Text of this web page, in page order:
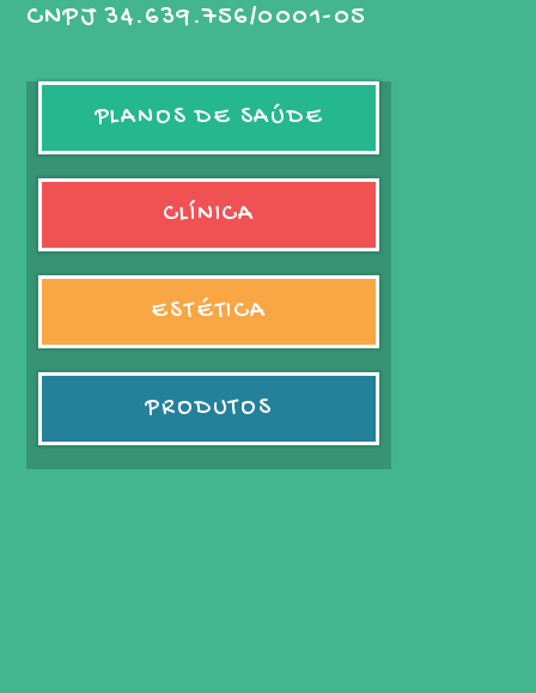
CNPJ 34.639.756/0001-05
PLANOS DE SAÚDE
CLÍNICA
ESTÉTICA
PRODUTOS